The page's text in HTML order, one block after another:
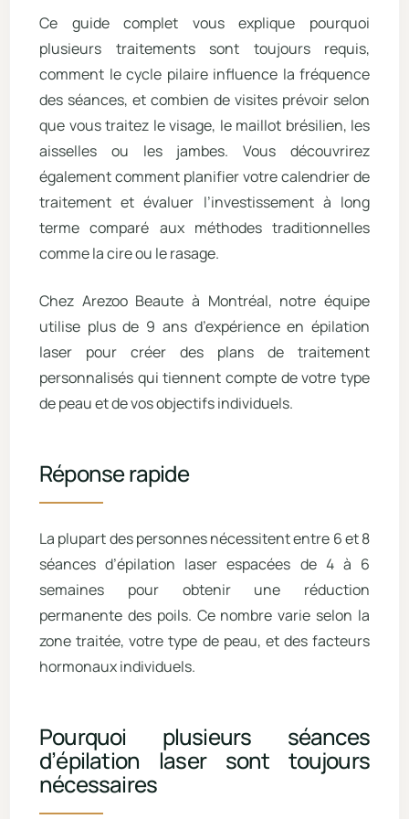
Ce guide complet vous explique pourquoi
plusieurs traitements sont toujours requis,
comment le cycle pilaire influence la fréquence
des séances, et combien de visites prévoir selon
que vous traitez le visage, le maillot brésilien, les
aisselles ou les jambes. Vous découvrirez
également comment planifier votre calendrier de
traitement et évaluer l’investissement à long
terme comparé aux méthodes traditionnelles
comme la cire ou le rasage.
Chez Arezoo Beaute à Montréal, notre équipe
utilise plus de 9 ans d’expérience en épilation
laser pour créer des plans de traitement
personnalisés qui tiennent compte de votre type
de peau et de vos objectifs individuels.
Réponse rapide
La plupart des personnes nécessitent entre 6 et 8
séances d’épilation laser espacées de 4 à 6
semaines pour obtenir une réduction
permanente des poils. Ce nombre varie selon la
zone traitée, votre type de peau, et des facteurs
hormonaux individuels.
Pourquoi plusieurs séances
d’épilation laser sont toujours
nécessaires